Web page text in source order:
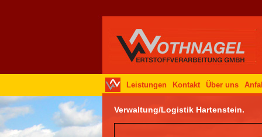
Leistungen Kontakt Über uns
Verwaltung/Logistik Hartenstein.